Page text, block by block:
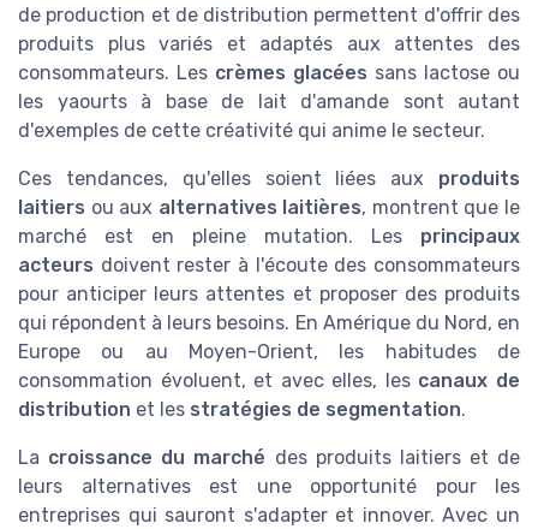
de production et de distribution permettent d'offrir des
produits plus variés et adaptés aux attentes des
consommateurs. Les crèmes glacées sans lactose ou
les yaourts à base de lait d'amande sont autant
d'exemples de cette créativité qui anime le secteur.
Ces tendances, qu'elles soient liées aux produits
laitiers ou aux alternatives laitières, montrent que le
marché est en pleine mutation. Les principaux
acteurs doivent rester à l'écoute des consommateurs
pour anticiper leurs attentes et proposer des produits
qui répondent à leurs besoins. En Amérique du Nord, en
Europe ou au Moyen-Orient, les habitudes de
consommation évoluent, et avec elles, les canaux de
distribution et les stratégies de segmentation.
La croissance du marché des produits laitiers et de
leurs alternatives est une opportunité pour les
entreprises qui sauront s'adapter et innover. Avec un